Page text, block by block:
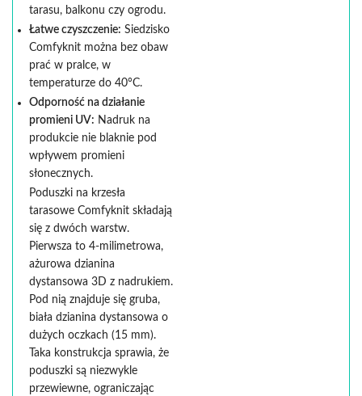
tarasu, balkonu czy ogrodu.
Łatwe czyszczenie: Siedzisko
Comfyknit można bez obaw
prać w pralce, w
temperaturze do 40°C.
Odporność na działanie
promieni UV: Nadruk na
produkcie nie blaknie pod
wpływem promieni
słonecznych.
Poduszki na krzesła
tarasowe Comfyknit składają
się z dwóch warstw.
Pierwsza to 4-milimetrowa,
ażurowa dzianina
dystansowa 3D z nadrukiem.
Pod nią znajduje się gruba,
biała dzianina dystansowa o
dużych oczkach (15 mm).
Taka konstrukcja sprawia, że
poduszki są niezwykle
przewiewne, ograniczając